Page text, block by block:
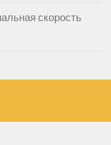
скорость